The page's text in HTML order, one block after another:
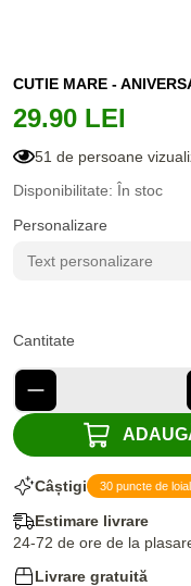
CUTIE MARE -
29.90 LEI
51 de persoane
Disponibilitate: În stoc
Personalizare
Cantitate
Câștigi 30 puncte de
Estimare livrare
24-72 de ore de la
Livrare gratuită